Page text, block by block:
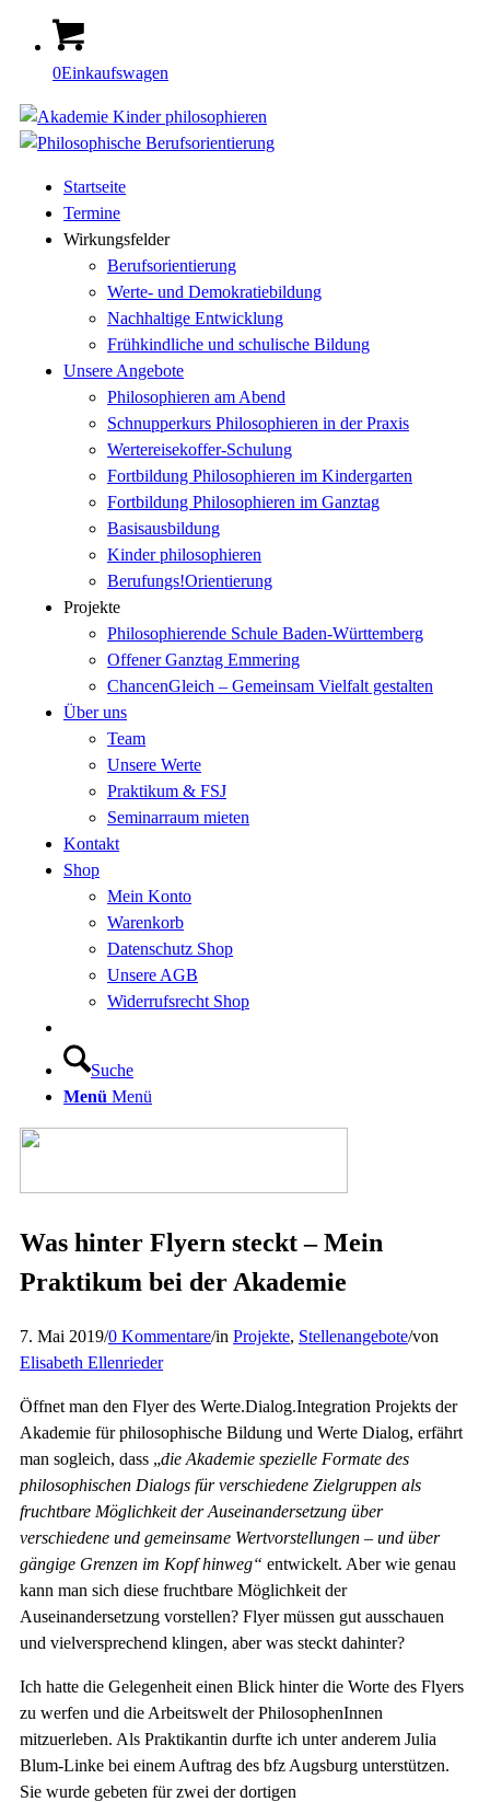
0Einkaufswagen
Startseite
Termine
Wirkungsfelder
Berufsorientierung
Werte- und Demokratiebildung
Nachhaltige Entwicklung
Frühkindliche und schulische Bildung
Unsere Angebote
Philosophieren am Abend
Schnupperkurs Philosophieren in der Praxis
Wertereisekoffer-Schulung
Fortbildung Philosophieren im Kindergarten
Fortbildung Philosophieren im Ganztag
Basisausbildung
Kinder philosophieren
Berufungs!Orientierung
Projekte
Philosophierende Schule Baden-Württemberg
Offener Ganztag Emmering
ChancenGleich – Gemeinsam Vielfalt gestalten
Über uns
Team
Unsere Werte
Praktikum & FSJ
Seminarraum mieten
Kontakt
Shop
Mein Konto
Warenkorb
Datenschutz Shop
Unsere AGB
Widerrufsrecht Shop
Suche
Menü Menü
Was hinter Flyern steckt – Mein
Praktikum bei der Akademie
7. Mai 2019/0 Kommentare/in Projekte, Stellenangebote/von
Elisabeth Ellenrieder
Öffnet man den Flyer des Werte.Dialog.Integration Projekts der
Akademie für philosophische Bildung und Werte Dialog, erfährt
man sogleich, dass „die Akademie spezielle Formate des
philosophischen Dialogs für verschiedene Zielgruppen als
fruchtbare Möglichkeit der Auseinandersetzung über
verschiedene und gemeinsame Wertvorstellungen – und über
gängige Grenzen im Kopf hinweg“ entwickelt. Aber wie genau
kann man sich diese fruchtbare Möglichkeit der
Auseinandersetzung vorstellen? Flyer müssen gut ausschauen
und vielversprechend klingen, aber was steckt dahinter?
Ich hatte die Gelegenheit einen Blick hinter die Worte des Flyers
zu werfen und die Arbeitswelt der PhilosophenInnen
mitzuerleben. Als Praktikantin durfte ich unter anderem Julia
Blum-Linke bei einem Auftrag des bfz Augsburg unterstützen.
Sie wurde gebeten für zwei der dortigen